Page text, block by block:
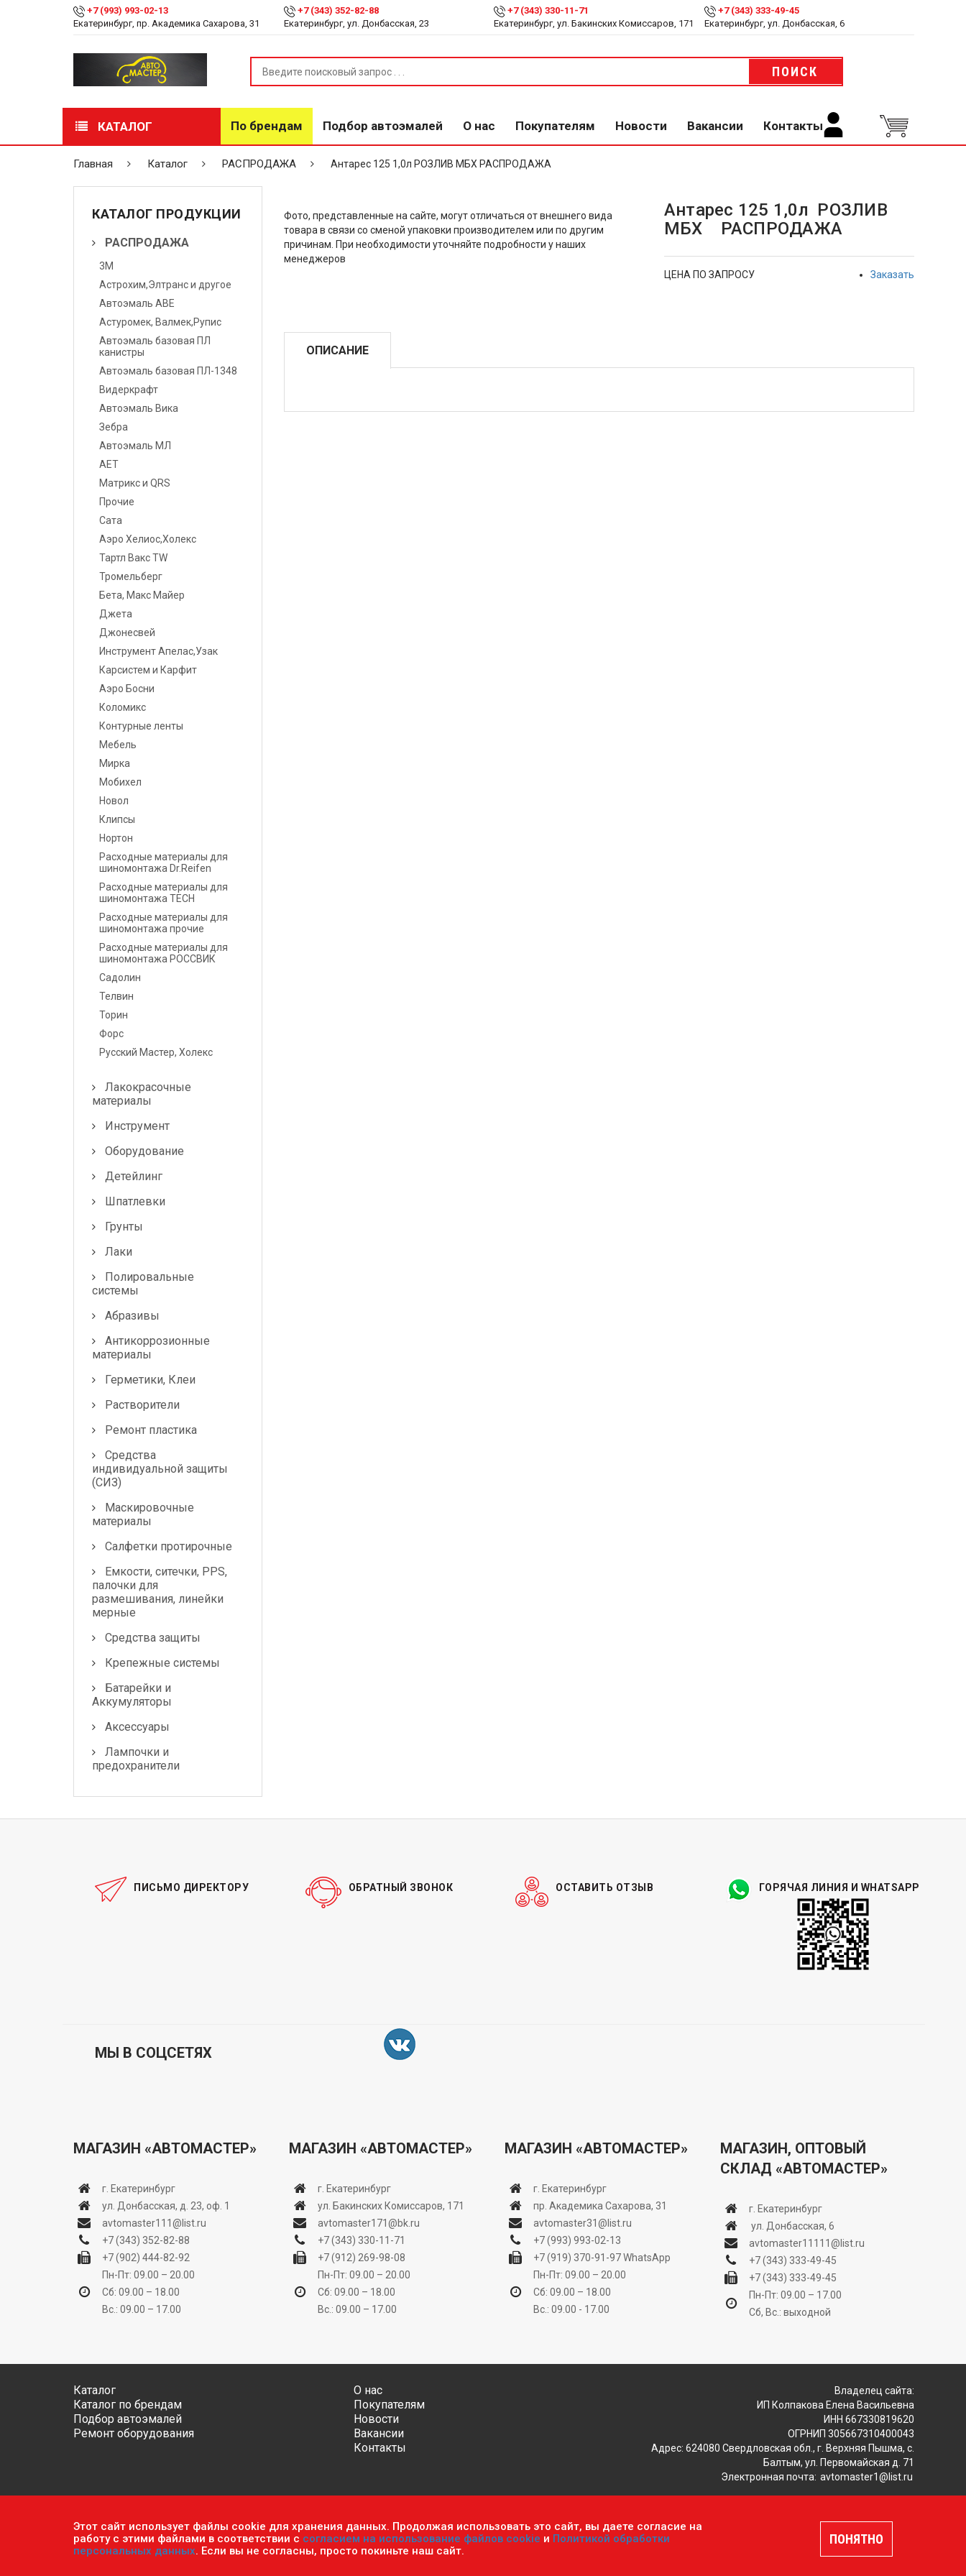
+7 (993) 993-02-13
Екатеринбург, пр. Академика Сахарова, 31
+7 (343) 352-82-88
Екатеринбург, ул. Донбасская, 23
+7 (343) 330-11-71
Екатеринбург, ул. Бакинских Комиссаров, 171
+7 (343) 333-49-45
Екатеринбург, ул. Донбасская, 6
ПОИСК
КАТАЛОГ По брендам Подбор автоэмалей О нас Покупателям Новости Вакансии Контакты
РАСПРОДАЖА
Лакокрасочные
материалы
Инструмент
Оборудование
Полировальные системы
Антикоррозионные
Герметики, Клеи
Растворители
Ремонт пластика
Средства индивидуальной
защиты (СИЗ)
Маскировочные
Салфетки протирочные
Емкости, ситечки, PPS,
палочки для
размешивания, линейки
Средства защиты
Крепежные системы
Батарейки и
Аккумуляторы
Аксессуары
Лампочки и
предохранители
Главная Каталог РАСПРОДАЖА Антарес 125 1,0л РОЗЛИВ МБХ РАСПРОДАЖА
КАТАЛОГ ПРОДУКЦИИ
РАСПРОДАЖА
3М
Астрохим,Элтранс и другое
Автоэмаль АВЕ
Астуромек, Валмек,Рупис
Автоэмаль базовая ПЛ
канистры
Автоэмаль базовая ПЛ-1348
Видеркрафт
Автоэмаль Вика
Зебра
Автоэмаль МЛ
АЕТ
Матрикс и QRS
Прочие
Сата
Аэро Хелиос,Холекс
Тартл Вакс TW
Тромельберг
Бета, Макс Майер
Джета
Джонесвей
Инструмент Апелас,Узак
Карсистем и Карфит
Аэро Босни
Коломикс
Контурные ленты
Мебель
Мирка
Мобихел
Новол
Клипсы
Нортон
Расходные материалы для
шиномонтажа Dr.Reifen
Расходные материалы для
шиномонтажа TECH
Расходные материалы для
шиномонтажа прочие
Расходные материалы для
шиномонтажа РОССВИК
Садолин
Телвин
Торин
Форс
Русский Мастер, Холекс
Лакокрасочные
материалы
Инструмент
Оборудование
Детейлинг
Шпатлевки
Грунты
Лаки
Полировальные
системы
Абразивы
Антикоррозионные
материалы
Герметики, Клеи
Растворители
Ремонт пластика
Средства
индивидуальной защиты
(СИЗ)
Маскировочные
материалы
Салфетки протирочные
Емкости, ситечки, PPS,
палочки для
размешивания, линейки
мерные
Средства защиты
Крепежные системы
Батарейки и
Аккумуляторы
Аксессуары
Лампочки и
предохранители
Фото, представленные на сайте, могут отличаться от внешнего вида
товара в связи со сменой упаковки производителем или по другим
причинам. При необходимости уточняйте подробности у наших
менеджеров
Антарес 125 1,0л РОЗЛИВ
МБХ РАСПРОДАЖА
ЦЕНА ПО ЗАПРОСУ Заказать
ОПИСАНИЕ
ПИСЬМО ДИРЕКТОРУ ОБРАТНЫЙ ЗВОНОК ОСТАВИТЬ ОТЗЫВ ГОРЯЧАЯ ЛИНИЯ И WHATSAPP
МЫ В СОЦСЕТЯХ
МАГАЗИН «АВТОМАСТЕР»
г. Екатеринбург
ул. Донбасская, д. 23, оф. 1
avtomaster111@list.ru
+7 (343) 352-82-88
+7 (902) 444-82-92
Пн-Пт: 09.00 – 20.00
Сб: 09.00 – 18.00
Вс.: 09.00 – 17.00
МАГАЗИН «АВТОМАСТЕР»
г. Екатеринбург
ул. Бакинских Комиссаров, 171
avtomaster171@bk.ru
+7 (343) 330-11-71
+7 (912) 269-98-08
Пн-Пт: 09.00 – 20.00
Сб: 09.00 – 18.00
Вс.: 09.00 – 17.00
МАГАЗИН «АВТОМАСТЕР»
г. Екатеринбург
пр. Академика Сахарова, 31
avtomaster31@list.ru
+7 (993) 993-02-13
+7 (919) 370-91-97WhatsApp
Пн-Пт: 09.00 – 20.00
Сб: 09.00 – 18.00
Вс.: 09.00 - 17.00
МАГАЗИН, ОПТОВЫЙ
СКЛАД «АВТОМАСТЕР»
г. Екатеринбург
ул. Донбасская, 6
avtomaster11111@list.ru
+7 (343) 333-49-45
+7 (343) 333-49-45
Пн-Пт: 09.00 – 17.00
Сб, Вс.: выходной
Каталог
Каталог по брендам
Подбор автоэмалей
Ремонт оборудования
О нас
Покупателям
Новости
Вакансии
Контакты
Владелец сайта:
ИП Колпакова Елена Васильевна
ИНН 667330819620
ОГРНИП 305667310400043
Адрес: 624080 Свердловская обл., г. Верхняя Пышма, с.
Балтым, ул. Первомайская д. 71
Электронная почта: avtomaster1@list.ru
Обратите внимание, что данный сайт носит исключительно информационный характер и ни при каких условиях не является публичной офертой, определяемой положениями
ч.2 ст. 437 Гражданского кодекса РФ.Политика конфиденциальности персональных данных Пользовательское соглашение
Этот сайт использует файлы cookie для хранения данных. Продолжая использовать это сайт, вы даете согласие на
работу с этими файлами в соответствии с согласием на использование файлов cookie и Политикой обработки
персональных данных. Если вы не согласны, просто покиньте наш сайт.
ПОНЯТНО